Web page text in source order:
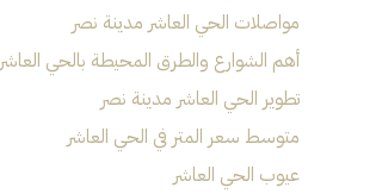
مواصلات الحي العاشر مدينة نصر
أهم الشوارع والطرق المحيطة بالحي العاشر
تطوير الحي العاشر مدينة نصر
متوسط سعر المتر في الحي العاشر
عيوب الحي العاشر